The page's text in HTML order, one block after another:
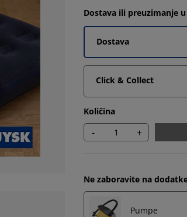
Dostava ili preuzimanje
Dostava
Click & Collect
Količina
- +
Ne zaboravite na
Pumpe
51.42857142857142%